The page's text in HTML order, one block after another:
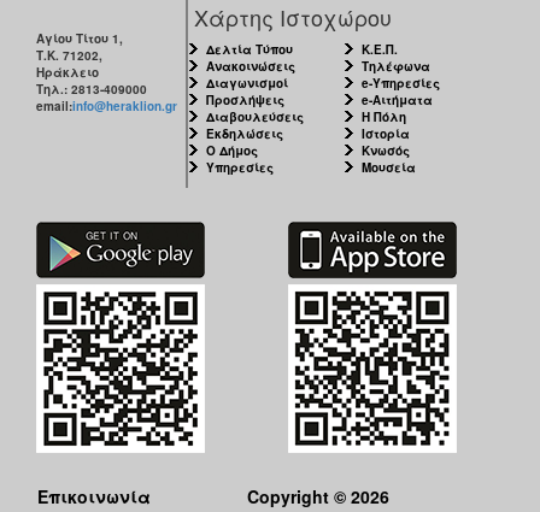
Αγίου Τίτου 1,
Τ.Κ. 71202,
Ηράκλειο
Τηλ.: 2813-409000
email:info@heraklion.gr
Χάρτης Ιστοχώρου
Δελτία Τύπου
Ανακοινώσεις
Διαγωνισμοί
Προσλήψεις
Διαβουλεύσεις
Εκδηλώσεις
Ο Δήμος
Υπηρεσίες
Κ.Ε.Π.
Τηλέφωνα
e-Υπηρεσίες
e-Αιτήματα
Η Πόλη
Ιστορία
Κνωσός
Μουσεία
Επικοινωνία
Copyright © 2026